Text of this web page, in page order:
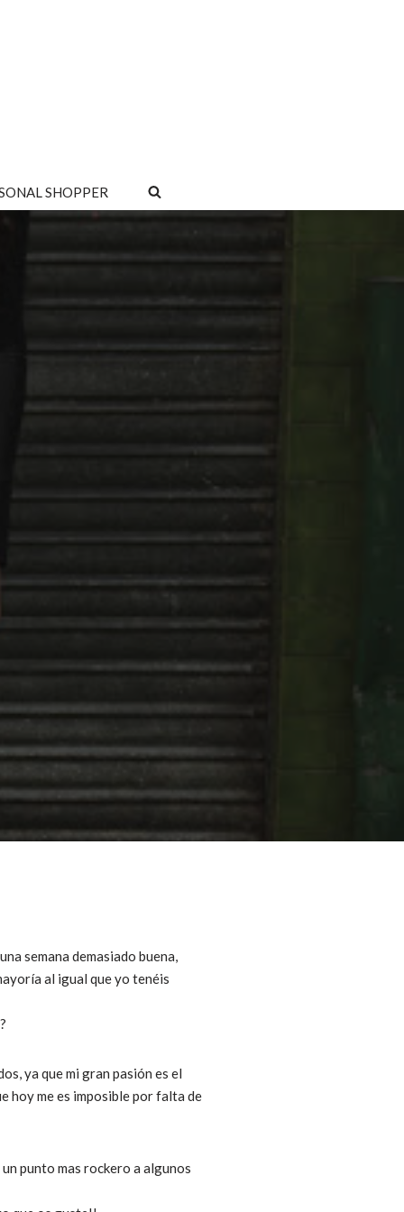
SHOPPER
semana demasiado buena,
al igual que yo tenéis
ya que mi gran pasión es el
hoy me es imposible por falta de
punto mas rockero a algunos